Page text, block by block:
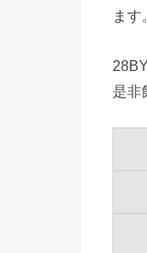
ます。
是非